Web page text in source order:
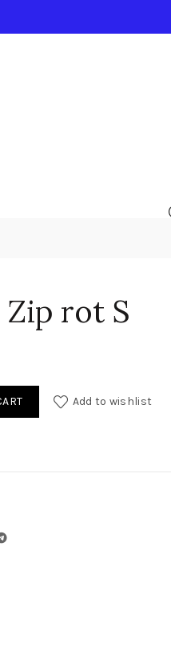
Zip rot S
Add to wishlist